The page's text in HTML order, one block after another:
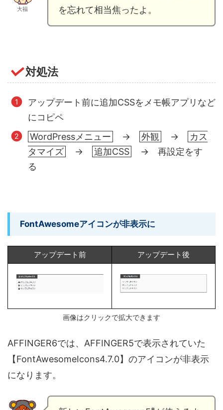
大福
を忘れて相当焦ったよ。
対処法
アップデート前に追加CSSをメモ帳アプリなど
にコピペ
WordPressメニュー
→ 外観 →
カス
タマイズ
→ 追加CSS
→ 再設定をす
る
FontAwesomeアイコンが非表示に
アップデート前 アップデート後
画像はクリックで拡大できます
AFFINGER6では、AFFINGER5で表示されていた
【FontAwesomeIcons4.7.0】のアイコンが非表示
になります。